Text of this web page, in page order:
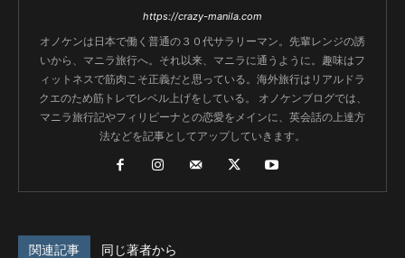
https://crazy-manila.com
オノケンは日本で働く普通の３０代サラリーマン。先輩レンジの誘
いから、マニラ旅行へ。それ以来、マニラに通うように。趣味はフ
ィットネスで筋肉こそ正義だと思っている。海外旅行はリアルドラ
クエのため筋トレでレベル上げをしている。 オノケンブログでは、
マニラ旅行記やフィリピーナとの恋愛をメインに、英会話の上達方
法などを記事としてアップしていきます。
関連記事 同じ著者から